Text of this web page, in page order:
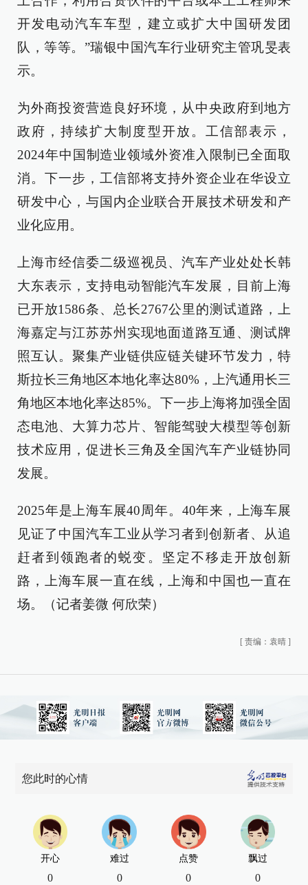
开发电动汽车车型，建立或扩大中国研发团
队，等等。”瑞银中国汽车行业研究主管巩旻表
示。
为外商投资营造良好环境，从中央政府到地方
政府，持续扩大制度型开放。工信部表示，
2024年中国制造业领域外资准入限制已全面取
消。下一步，工信部将支持外资企业在华设立
研发中心，与国内企业联合开展技术研发和产
业化应用。
上海市经信委二级巡视员、汽车产业处处长韩
大东表示，支持电动智能汽车发展，目前上海
已开放1586条、总长2767公里的测试道路，上
海嘉定与江苏苏州实现地面道路互通、测试牌
照互认。聚集产业链供应链关键环节发力，特
斯拉长三角地区本地化率达80%，上汽通用长三
角地区本地化率达85%。下一步上海将加强全固
态电池、大算力芯片、智能驾驶大模型等创新
技术应用，促进长三角及全国汽车产业链协同
发展。
2025年是上海车展40周年。40年来，上海车展
见证了中国汽车工业从学习者到创新者、从追
赶者到领跑者的蜕变。坚定不移走开放创新
路，上海车展一直在线，上海和中国也一直在
场。（记者姜微 何欣荣）
[ 责编：袁晴 ]
您此时的心情
开心
0
难过
0
点赞
0
飘过
0